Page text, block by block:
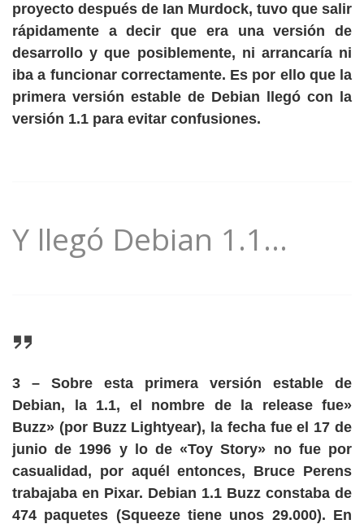
proyecto después de Ian Murdock, tuvo que salir
rápidamente a decir que era una versión de
desarrollo y que posiblemente, ni arrancaría ni
iba a funcionar correctamente. Es por ello que la
primera versión estable de Debian llegó con la
versión 1.1 para evitar confusiones.
Y llegó Debian 1.1…
3 – Sobre esta primera versión estable de
Debian, la 1.1, el nombre de la release fue»
Buzz» (por Buzz Lightyear), la fecha fue el 17 de
junio de 1996 y lo de «Toy Story» no fue por
casualidad, por aquél entonces, Bruce Perens
trabajaba en Pixar. Debian 1.1 Buzz constaba de
474 paquetes (Squeeze tiene unos 29.000). En